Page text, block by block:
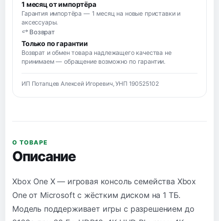
1 месяц от импортёра
Гарантия импортёра — 1 месяц на новые приставки и
аксессуары.
Возврат
Только по гарантии
Возврат и обмен товара надлежащего качества не
принимаем — обращение возможно по гарантии.
ИП Потапцев Алексей Игоревич, УНП 190525102
О ТОВАРЕ
Описание
Xbox One X — игровая консоль семейства Xbox
One от Microsoft с жёстким диском на 1 ТБ.
Модель поддерживает игры с разрешением до